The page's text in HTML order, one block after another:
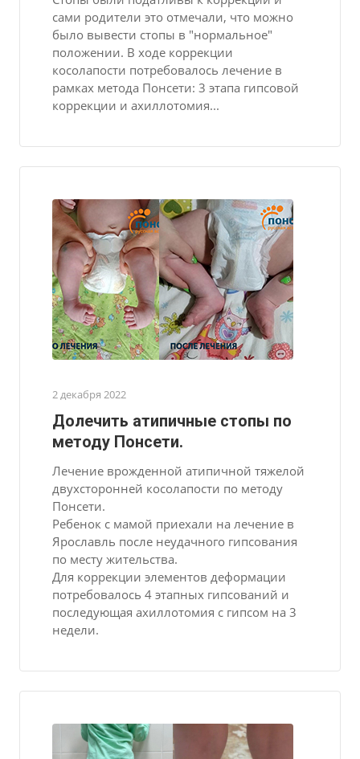
сами родители это отмечали, что можно
было вывести стопы в "нормальное"
положении. В ходе коррекции
косолапости потребовалось лечение в
рамках метода Понсети: 3 этапа гипсовой
коррекции и ахиллотомия...
2 декабря 2022
Долечить атипичные стопы по
методу Понсети.
Лечение врожденной атипичной тяжелой
двухсторонней косолапости по методу
Понсети.
Ребенок с мамой приехали на лечение в
Ярославль после неудачного гипсования
по месту жительства.
Для коррекции элементов деформации
потребовалось 4 этапных гипсований и
последующая ахиллотомия с гипсом на 3
недели.